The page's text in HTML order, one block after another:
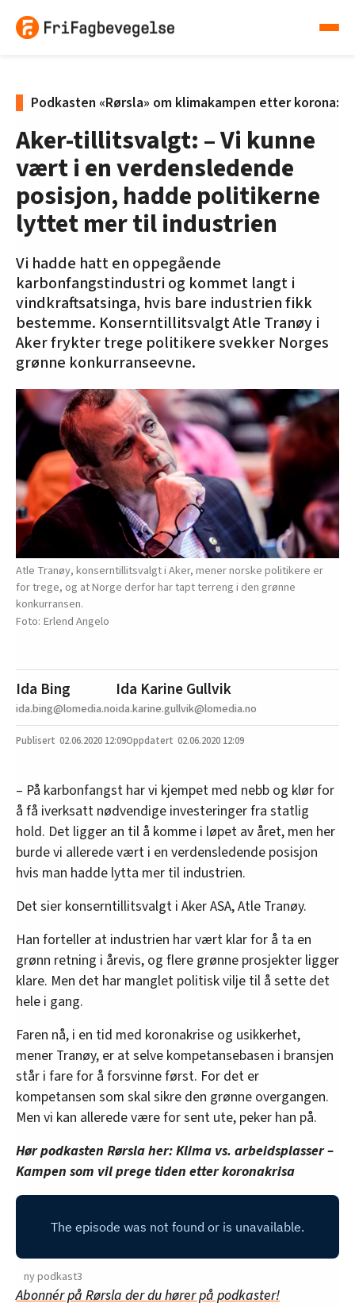
Podkasten «Rørsla» om klimakampen etter korona:
Aker-tillitsvalgt: – Vi kunne
vært i en verdensledende
posisjon, hadde politikerne
lyttet mer til industrien
Vi hadde hatt en oppegående
karbonfangstindustri og kommet langt i
vindkraftsatsinga, hvis bare industrien fikk
bestemme. Konserntillitsvalgt Atle Tranøy i
Aker frykter trege politikere svekker Norges
grønne konkurranseevne.
Atle Tranøy, konserntillitsvalgt i Aker, mener norske politikere er
for trege, og at Norge derfor har tapt terreng i den grønne
konkurransen.
Erlend Angelo
Ida Bing
ida.bing@lomedia.no
Ida Karine Gullvik
ida.karine.gullvik@lomedia.no
02.06.2020 12:09 02.06.2020 12:09
– På karbonfangst har vi kjempet med nebb og klør for
å få iverksatt nødvendige investeringer fra statlig
hold. Det ligger an til å komme i løpet av året, men her
burde vi allerede vært i en verdensledende posisjon
hvis man hadde lytta mer til industrien.
Det sier konserntillitsvalgt i Aker ASA, Atle Tranøy.
Han forteller at industrien har vært klar for å ta en
grønn retning i årevis, og flere grønne prosjekter ligger
klare. Men det har manglet politisk vilje til å sette det
hele i gang.
Faren nå, i en tid med koronakrise og usikkerhet,
mener Tranøy, er at selve kompetansebasen i bransjen
står i fare for å forsvinne først. For det er
kompetansen som skal sikre den grønne overgangen.
Men vi kan allerede være for sent ute, peker han på.
Hør podkasten Rørsla her: Klima vs. arbeidsplasser –
Kampen som vil prege tiden etter koronakrisa
ny podkast3
Abonnér på Rørsla der du hører på podkaster!